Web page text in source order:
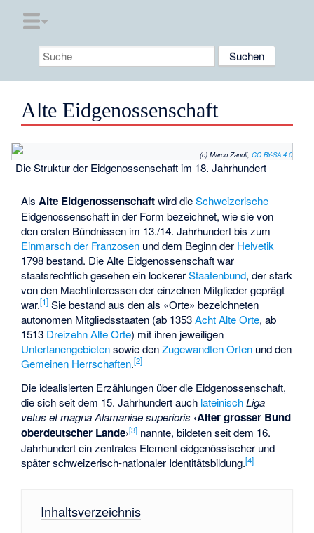
Alte Eidgenossenschaft
(c) Marco Zanoli, CC BY-SA 4.0
Die Struktur der Eidgenossenschaft im 18. Jahrhundert
Als Alte Eidgenossenschaftwird dieSchweizerische
Eidgenossenschaft in der Form bezeichnet, wie sie von
den ersten Bündnissen im 13./14. Jahrhundert bis zum
Einmarsch der Franzosen und dem Beginn der Helvetik
1798 bestand. Die Alte Eidgenossenschaft war
staatsrechtlich gesehen ein lockererStaatenbund, der stark
von den Machtinteressen der einzelnen Mitglieder geprägt
war.[1] Sie bestand aus den als «Orte» bezeichneten
autonomen Mitgliedsstaaten (ab 1353Acht Alte Orte, ab
1513 Dreizehn Alte Orte) mit ihren jeweiligen
Untertanengebietensowie denZugewandten Orten und den
Gemeinen Herrschaften.[2]
Die idealisierten Erzählungen über die Eidgenossenschaft,
die sich seit dem 15. Jahrhundert auch lateinisch Liga
vetus et magna Alamaniae superioris ‹Alter grosser Bund
oberdeutscher Lande›[3] nannte, bildeten seit dem 16.
Jahrhundert ein zentrales Element eidgenössischer und
später schweizerisch-nationaler Identitätsbildung.[4]
Inhaltsverzeichnis